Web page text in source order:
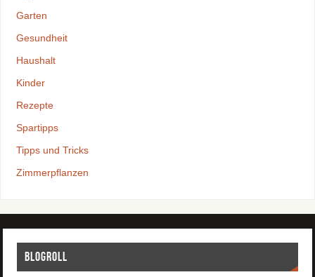
Garten
Gesundheit
Haushalt
Kinder
Rezepte
Spartipps
Tipps und Tricks
Zimmerpflanzen
Blogroll